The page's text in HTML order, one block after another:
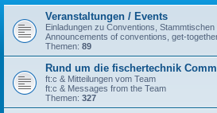
Veranstaltungen / Events
Einladungen zu Conventions,
Announcements of conventions, get-
Themen: 89
Rund um die fischertechnik
ft:c & Mitteilungen vom Team
ft:c & Messages from the Team
Themen: 327